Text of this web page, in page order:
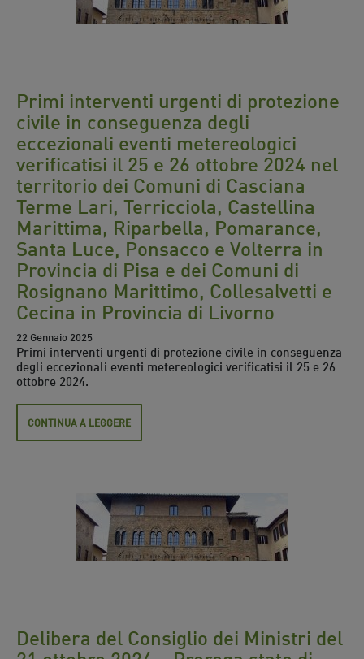
Primi interventi urgenti di protezione
civile in conseguenza degli
eccezionali eventi metereologici
verificatisi il 25 e 26 ottobre 2024 nel
territorio dei Comuni di Casciana
Terme Lari, Terricciola, Castellina
Marittima, Riparbella, Pomarance,
Santa Luce, Ponsacco e Volterra in
Provincia di Pisa e dei Comuni di
Rosignano Marittimo, Collesalvetti e
Cecina in Provincia di Livorno
22 Gennaio 2025
Primi interventi urgenti di protezione civile in conseguenza
degli eccezionali eventi metereologici verificatisi il 25 e 26
ottobre 2024.
CONTINUA A LEGGERE
Delibera del Consiglio dei Ministri del